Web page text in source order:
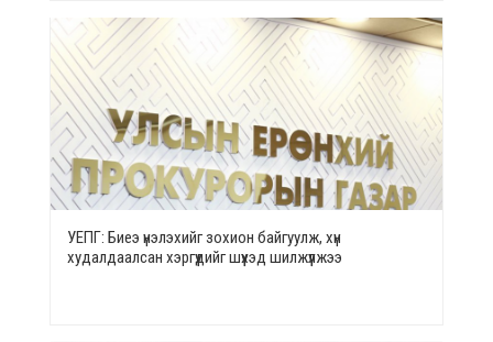
УЕПГ: Биеэ үнэлэхийг зохион байгуулж, хүн
худалдаалсан хэргүүдийг шүүхэд шилжүүлжээ